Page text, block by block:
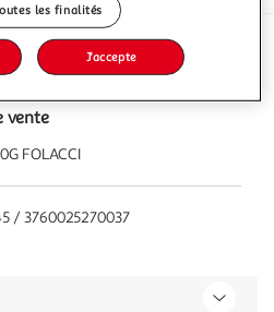
vente
FOLACCI
/ 3760025270037
les finalités
J'accepte